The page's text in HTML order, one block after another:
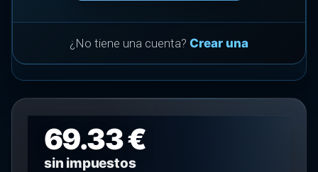
¿No tiene una cuenta? Crear una
69.33 €
sin impuestos